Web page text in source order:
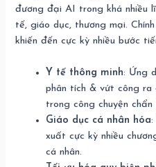
đương đại AI trong khá nhiều
tế, giáo dục, thương mại.
khiến đến cực kỳ nhiều bước
Y tế thông minh: Ứng
phân tích & vứt công ra
trong công chuyện chẩn
Giáo dục cá nhân hóa:
xuất cực kỳ nhiều
cá nhân.